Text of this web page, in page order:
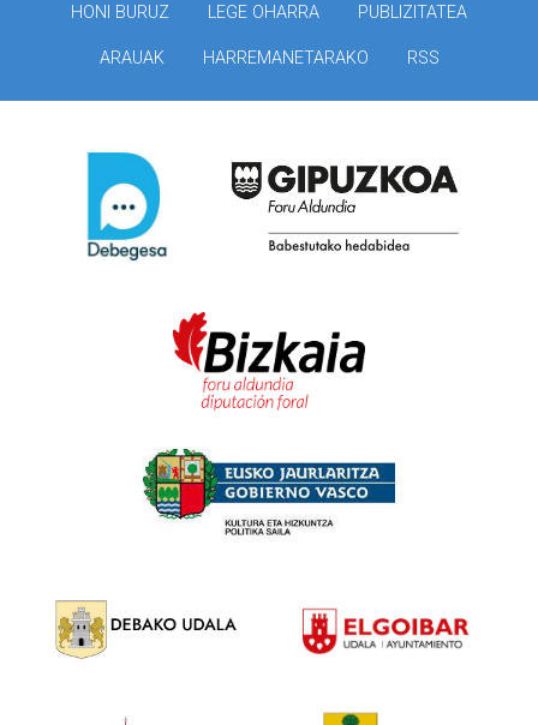
HONI BURUZ LEGE OHARRA PUBLIZITATEA
ARAUAK HARREMANETARAKO RSS